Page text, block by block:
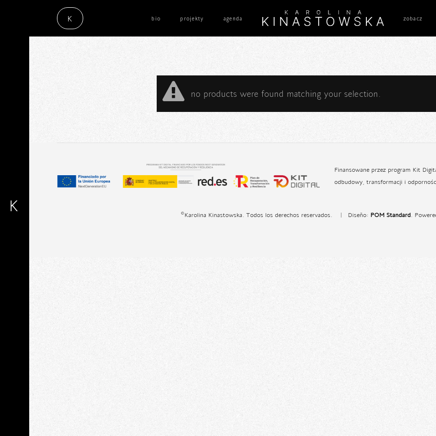
K bio projekty agenda zobacz
no products were found matching your selection.
Finansowane przez program Kit
odbudowy, transformacji i
©Karolina Kinastowska. Todos los derechos reservados. | Diseño: POM Standard .
K